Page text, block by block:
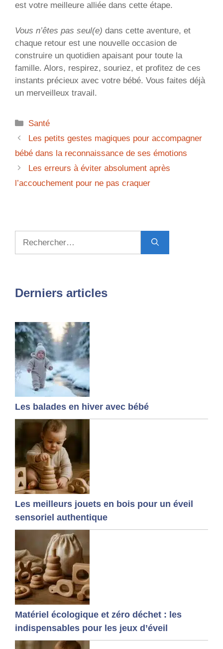
est votre meilleure alliée dans cette étape.
Vous n’êtes pas seul(e) dans cette aventure, et
chaque retour est une nouvelle occasion de
construire un quotidien apaisant pour toute la
famille. Alors, respirez, souriez, et profitez de ces
instants précieux avec votre bébé. Vous faites déjà
un merveilleux travail.
Catégories
Santé
Les petits gestes magiques pour accompagner
bébé dans la reconnaissance de ses émotions
Les erreurs à éviter absolument après
l’accouchement pour ne pas craquer
Derniers articles
Les balades en hiver avec bébé
Les meilleurs jouets en bois pour un éveil
sensoriel authentique
Matériel écologique et zéro déchet : les
indispensables pour les jeux d’éveil